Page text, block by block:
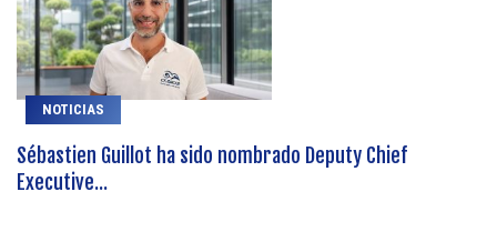
NOTICIAS
Sébastien Guillot ha sido nombrado Deputy Chief
Executive...